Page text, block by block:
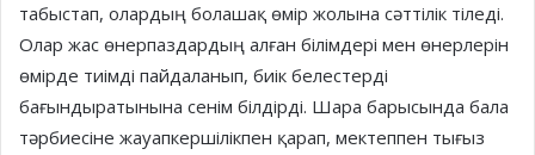
табыстап, олардың болашақ өмір жолына сәттілік тіледі.
Олар жас өнерпаздардың алған білімдері мен өнерлерін
өмірде тиімді пайдаланып, биік белестерді
бағындыратынына сенім білдірді. Шара барысында бала
тәрбиесіне жауапкершілікпен қарап, мектеппен тығыз